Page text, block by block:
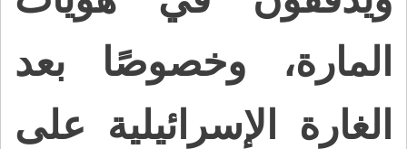
المارة، وخصوصًا بعد
الغارة الإسرائيلية على